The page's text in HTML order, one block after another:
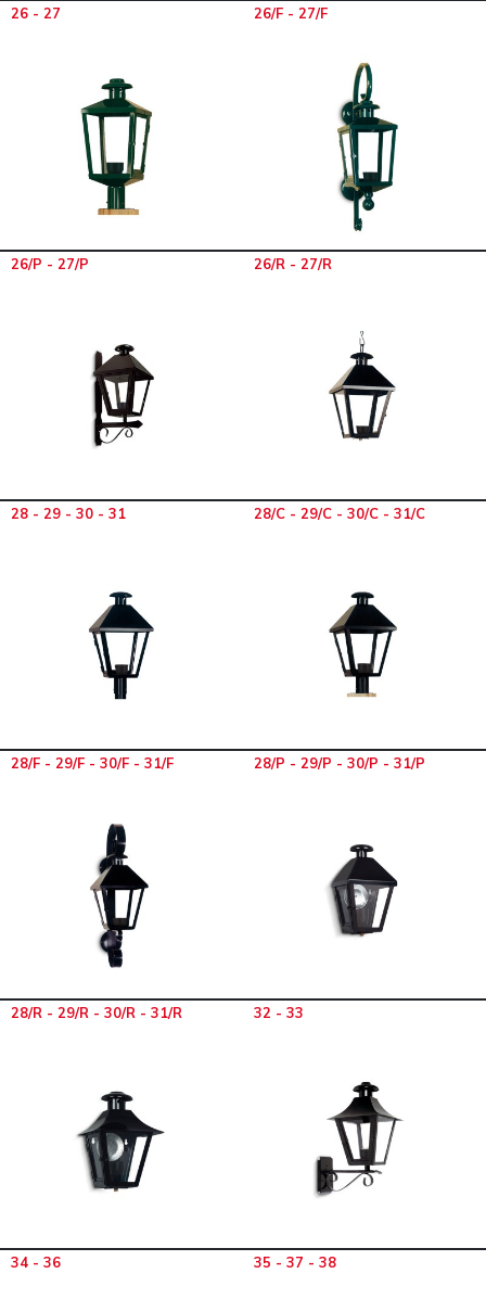
26 - 27 26/F - 27/F
26/P - 27/P 26/R - 27/R
28 - 29 - 30 - 31 28/C - 29/C - 30/C - 31/C
28/F - 29/F - 30/F - 31/F 28/P - 29/P - 30/P - 31/P
28/R - 29/R - 30/R - 31/R 32 - 33
34 - 36 35 - 37 - 38